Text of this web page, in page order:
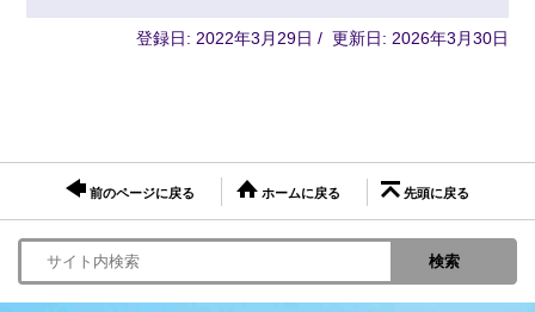
登録日: 2022年3月29日 / 更新日: 2026年3月30日
前のページに戻る ホームに戻る 先頭に戻る